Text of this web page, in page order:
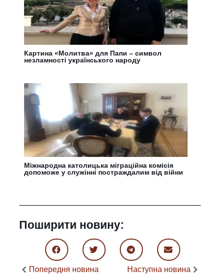
Картина «Молитва» для Папи – символ
незламності українського народу
Міжнародна католицька міграційна комісія
допоможе у служінні постраждалим від війни
Поширити новину:
Попередня новина Наступна новина